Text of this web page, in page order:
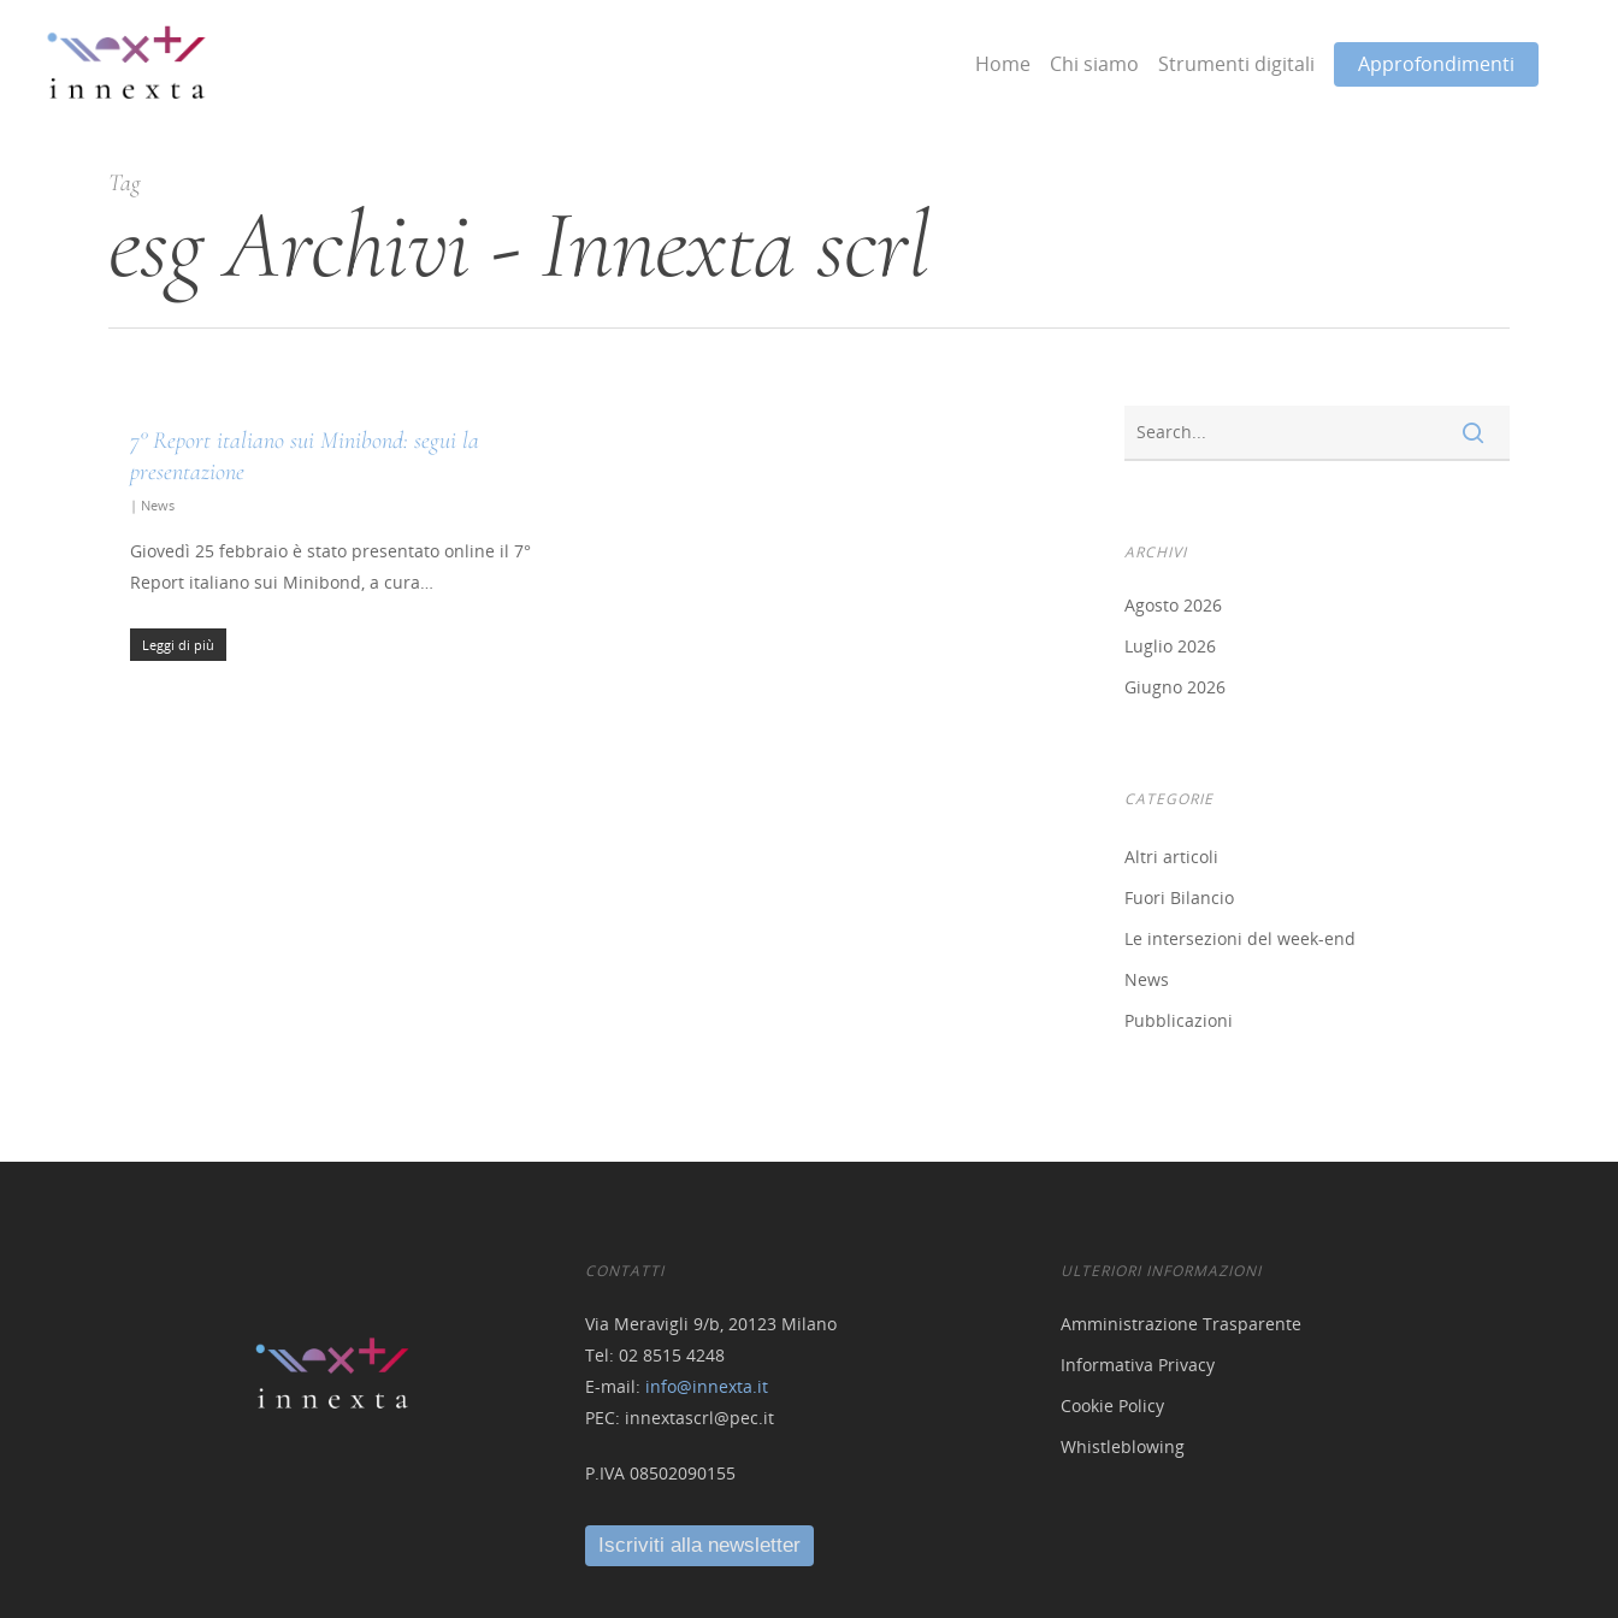
Home Chi siamo Strumenti digitali Approfondimenti
Tag
esg Archivi - Innexta scrl
7° Report italiano sui Minibond: segui la
presentazione
| News
Giovedì 25 febbraio è stato presentato online il 7°
Report italiano sui Minibond, a cura…
Leggi di più
ARCHIVI
Agosto 2026
Luglio 2026
Giugno 2026
CATEGORIE
Altri articoli
Fuori Bilancio
Le intersezioni del week-end
News
Pubblicazioni
CONTATTI
Via Meravigli 9/b, 20123 Milano
Tel: 02 8515 4248
E-mail: info@innexta.it
PEC: innextascrl@pec.it
P.IVA 08502090155
ULTERIORI INFORMAZIONI
Amministrazione Trasparente
Informativa Privacy
Cookie Policy
Whistleblowing